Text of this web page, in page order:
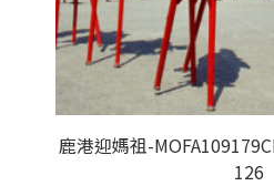
鹿港迎媽祖-
126